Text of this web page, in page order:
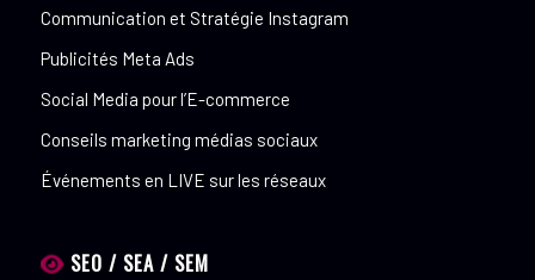
Communication et Stratégie Instagram
Publicités Meta Ads
Social Media pour l’E-commerce
Conseils marketing médias sociaux
Événements en LIVE sur les réseaux
SEO / SEA / SEM